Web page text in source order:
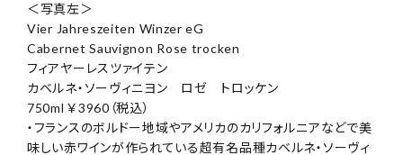
＜写真左＞
Vier Jahreszeiten Winzer eG
Cabernet Sauvignon Rose trocken
フィアヤーレスツァイテン
カベルネ・ソーヴィニヨン ロゼ トロッケン
750ml ￥3960（税込）
・フランスのボルドー地域やアメリカのカリフォルニアなどで美
味しい赤ワインが作られている超有名品種カベルネ・ソーヴィ